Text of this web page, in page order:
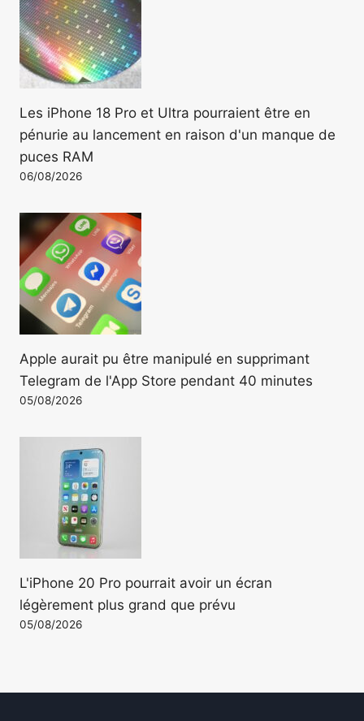
Les iPhone 18 Pro et Ultra pourraient être en
pénurie au lancement en raison d'un manque de
puces RAM
06/08/2026
Apple aurait pu être manipulé en supprimant
Telegram de l'App Store pendant 40 minutes
05/08/2026
L'iPhone 20 Pro pourrait avoir un écran
légèrement plus grand que prévu
05/08/2026